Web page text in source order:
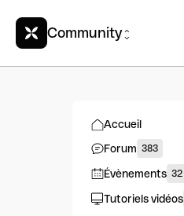
Community
Accueil
Forum 383
Évènements 32
Tutoriels vidéos